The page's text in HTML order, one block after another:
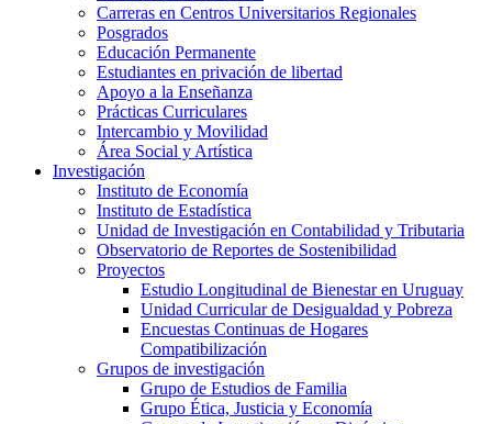
Carreras en Centros Universitarios Regionales
Posgrados
Educación Permanente
Estudiantes en privación de libertad
Apoyo a la Enseñanza
Prácticas Curriculares
Intercambio y Movilidad
Área Social y Artística
Investigación
Instituto de Economía
Instituto de Estadística
Unidad de Investigación en Contabilidad y Tributaria
Observatorio de Reportes de Sostenibilidad
Proyectos
Estudio Longitudinal de Bienestar en Uruguay
Unidad Curricular de Desigualdad y Pobreza
Encuestas Continuas de Hogares
Compatibilización
Grupos de investigación
Grupo de Estudios de Familia
Grupo Ética, Justicia y Economía